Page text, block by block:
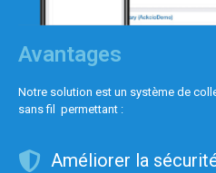
Avantages
Notre solution est un système de
sans fil permettant :
Améliorer la